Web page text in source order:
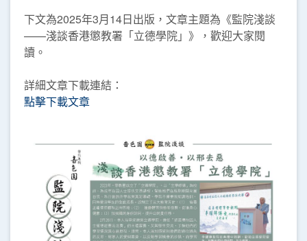
下文為2025年3月14日出版，文章主題為《監院淺談
——淺談香港懲教署「立德學院」》，歡迎大家閱
讀。
詳細文章下載連結：
點擊下載文章